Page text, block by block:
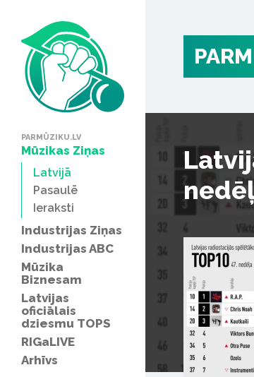
PARMŪZIKU.LV
Mūzikas Ziņas
Latvijā
Pasaulē
Ieraksti
Industrijas Ziņas
Industrijas ABC
Mūzika
Biznesam
Latvijas
oficiālais
dziesmu TOPS
RIGaLIVE
Arhīvs